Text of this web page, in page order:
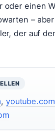
oder einen
–
der auf
, youtube.com